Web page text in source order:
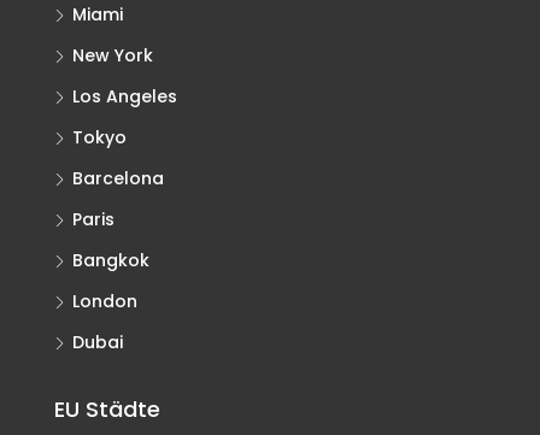
Miami
New York
Los Angeles
Tokyo
Barcelona
Paris
Bangkok
London
Dubai
EU Städte